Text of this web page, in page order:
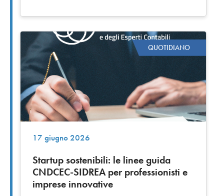
QUOTIDIANO
17 giugno 2026
Startup sostenibili: le linee guida
CNDCEC-SIDREA per professionisti e
imprese innovative